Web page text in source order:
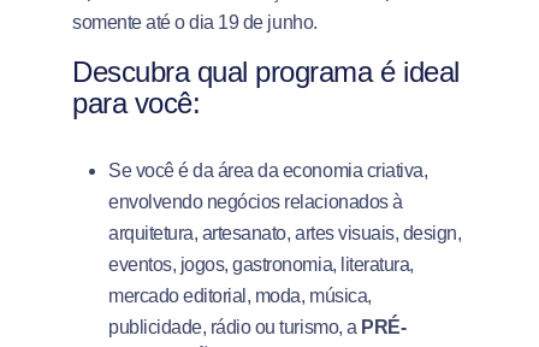
somente até o dia 19 de junho.
Descubra qual programa é ideal
para você:
Se você é da área da economia criativa,
envolvendo negócios relacionados à
arquitetura, artesanato, artes visuais, design,
eventos, jogos, gastronomia, literatura,
mercado editorial, moda, música,
publicidade, rádio ou turismo, a PRÉ-